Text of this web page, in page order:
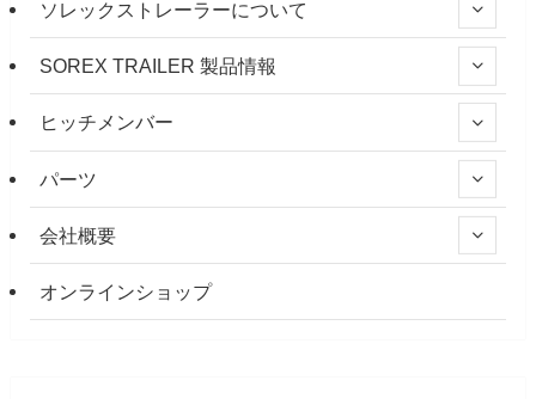
ソレックストレーラーについて
SOREX TRAILER 製品情報
ヒッチメンバー
パーツ
会社概要
オンラインショップ